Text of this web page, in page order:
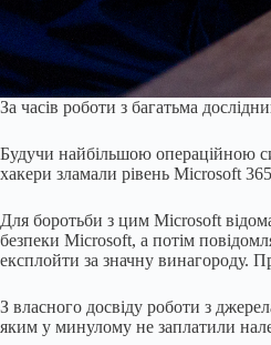
За часів роботи з багатьма
Будучи найбільшою операційною
хакери зламали рівень Microsoft
Для боротьби з цим Microsoft
безпеки Microsoft, а потім
експлойти за значну винагороду.
З власного досвіду роботи з
яким у минулому не заплатили